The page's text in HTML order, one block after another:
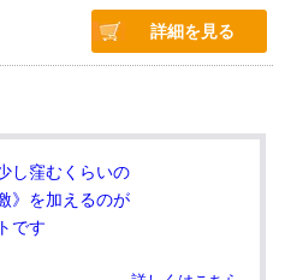
詳細を見る
し窪むくらいの
》を加えるのが
です